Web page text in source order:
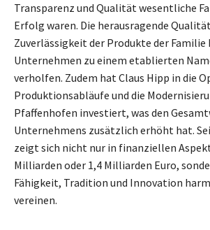
Transparenz und Qualität wesentliche
Erfolg waren. Die herausragende
Zuverlässigkeit der Produkte der Familie
Unternehmen zu einem etablierten
verholfen. Zudem hat Claus Hipp in die
Produktionsabläufe und die
Pfaffenhofen investiert, was den
Unternehmens zusätzlich erhöht hat.
zeigt sich nicht nur in finanziellen
Milliarden oder 1,4 Milliarden Euro,
Fähigkeit, Tradition und Innovation
vereinen.